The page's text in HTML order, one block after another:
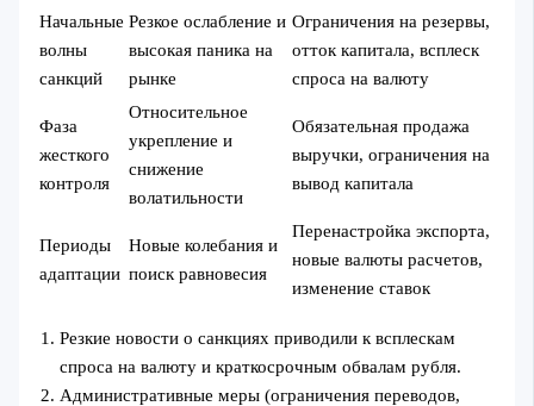
Начальные
волны
санкций
Резкое ослабление и
высокая паника на
рынке
Ограничения на резервы,
отток капитала, всплеск
спроса на валюту
Фаза
жесткого
контроля
Относительное
укрепление и
снижение
волатильности
Обязательная продажа
выручки, ограничения на
вывод капитала
Периоды
адаптации
Новые колебания и
поиск равновесия
Перенастройка экспорта,
новые валюты расчетов,
изменение ставок
Резкие новости о санкциях приводили к всплескам
спроса на валюту и краткосрочным обвалам рубля.
Административные меры (ограничения переводов,